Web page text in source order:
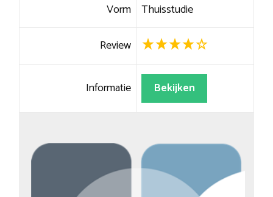
Vorm Thuisstudie
Review
Informatie Bekijken